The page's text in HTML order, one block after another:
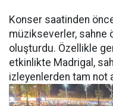
Konser saatinden
müzikseverler, sahne
oluşturdu. Özellikle
etkinlikte Madrigal,
izleyenlerden tam not